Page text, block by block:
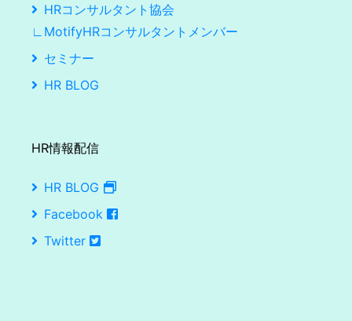
HRコンサルタント協会
∟MotifyHRコンサルタントメンバー
セミナー
HR BLOG
HR情報配信
HR BLOG
Facebook
Twitter